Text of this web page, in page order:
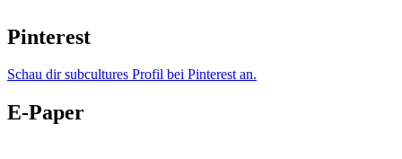
Pinterest
Schau dir subcultures Profil bei Pinterest an.
E-Paper